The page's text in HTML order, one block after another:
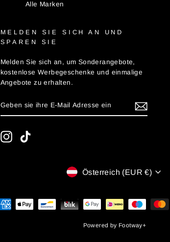
Alle Marken
MELDEN SIE SICH AN UND
SPAREN SIE
Melden Sie sich an, um Sonderangebote,
kostenlose Werbegeschenke und einmalige
Angebote zu erhalten.
SIE
IHRE
MAIL
ADRESSE
Instagram
TikTok
WÄHRUNG
Österreich (EUR €)
Powered by Footway+